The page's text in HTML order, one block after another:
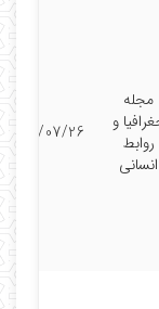
مجله
و
روابط
انسانی
1400/07/26